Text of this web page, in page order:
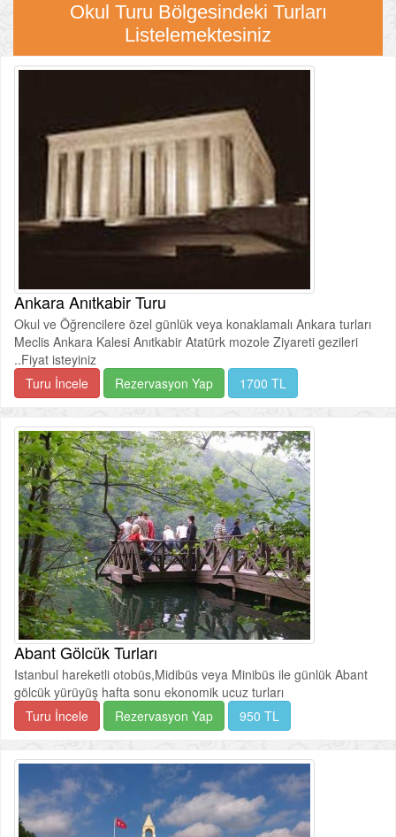
Okul Turu Bölgesindeki Turları
Listelemektesiniz
Ankara Anıtkabir Turu
Okul ve Öğrencilere özel günlük veya konaklamalı Ankara turları
Meclis Ankara Kalesi Anıtkabir Atatürk mozole Ziyareti gezileri
..Fiyat isteyiniz
Turu İncele
Rezervasyon Yap 1700 TL
Abant Gölcük Turları
Istanbul hareketli otobüs,Midibüs veya Minibüs ile günlük Abant
gölcük yürüyüş hafta sonu ekonomik ucuz turları
Turu İncele
Rezervasyon Yap 950 TL